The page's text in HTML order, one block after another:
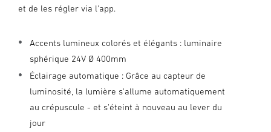
et de les régler via l'app.
Accents lumineux colorés et élégants : luminaire
sphérique 24V Ø 400mm
Éclairage automatique : Grâce au capteur de
luminosité, la lumière s'allume automatiquement
au crépuscule - et s'éteint à nouveau au lever du
jour